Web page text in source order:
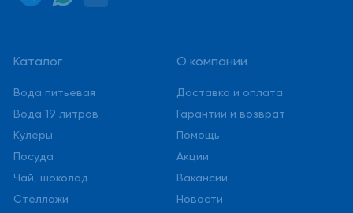
Каталог
Вода питьевая
Вода 19 литров
Кулеры
Посуда
Чай, шоколад
Стеллажи
О компании
Доставка и оплата
Гарантии и возврат
Помощь
Акции
Вакансии
Новости